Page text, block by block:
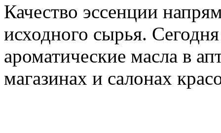
Качество эссенции
исходного сырья.
ароматические масла в
магазинах и салонах